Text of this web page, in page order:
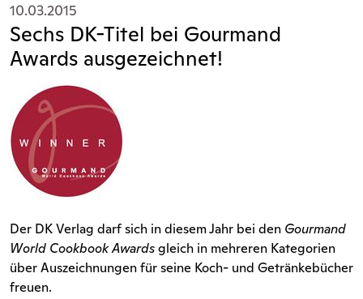
10.03.2015
Sechs DK-Titel bei Gourmand
Awards ausgezeichnet!
Der DK Verlag darf sich in diesem Jahr bei den Gourmand
World Cookbook Awardsgleich in mehreren Kategorien
über Auszeichnungen für seine Koch- und Getränkebücher
freuen.